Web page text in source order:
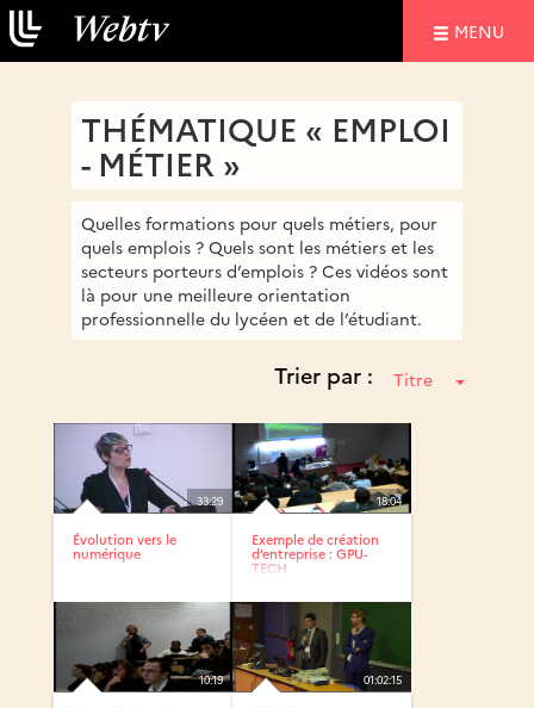
MENU
THÉMATIQUE « EMPLOI
- MÉTIER »
Quelles formations pour quels métiers, pour
quels emplois ? Quels sont les métiers et les
secteurs porteurs d’emplois ? Ces vidéos sont
là pour une meilleure orientation
professionnelle du lycéen et de l’étudiant.
Trier par : Titre
33:29
Évolution vers le
numérique
18:04
Exemple de création
d’entreprise : GPU-
TECH
10:19 01:02:15